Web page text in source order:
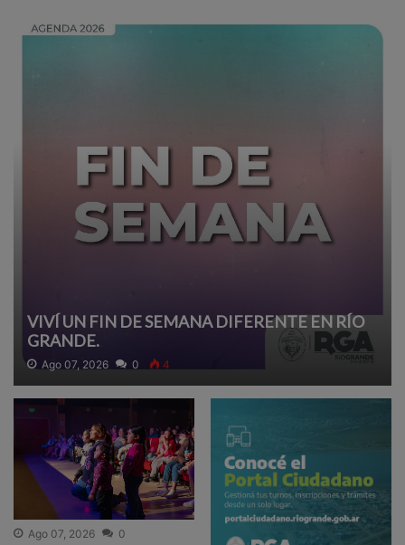
VIVÍ UN FIN DE SEMANA DIFERENTE EN RÍO
GRANDE.
Ago 07, 2026 0 4
Ago 07, 2026 0